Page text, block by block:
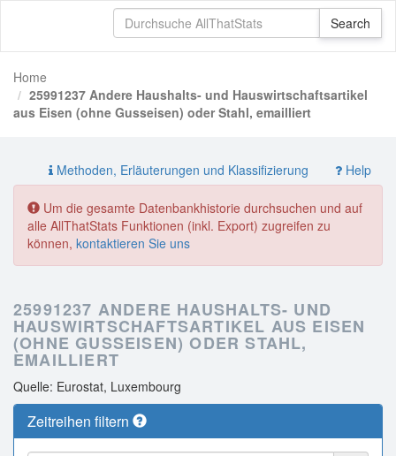
Home
25991237 Andere Haushalts- und Hauswirtschaftsartikel
aus Eisen (ohne Gusseisen) oder Stahl, emailliert
Methoden, Erläuterungen und Klassifizierung Help
Um die gesamte Datenbankhistorie durchsuchen und auf
alle AllThatStats Funktionen (inkl. Export) zugreifen zu
können, kontaktieren Sie uns
25991237 ANDERE HAUSHALTS- UND
HAUSWIRTSCHAFTSARTIKEL AUS EISEN
(OHNE GUSSEISEN) ODER STAHL,
EMAILLIERT
Quelle: Eurostat, Luxembourg
Zeitreihen filtern